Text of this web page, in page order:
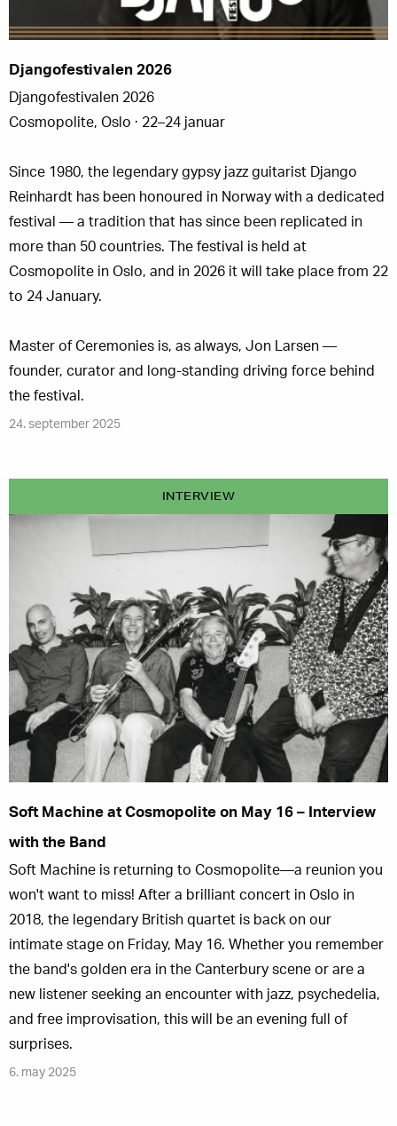
Djangofestivalen 2026
Djangofestivalen 2026
Cosmopolite, Oslo · 22–24 januar
Since 1980, the legendary gypsy jazz guitarist Django
Reinhardt has been honoured in Norway with a dedicated
festival — a tradition that has since been replicated in
more than 50 countries. The festival is held at
Cosmopolite in Oslo, and in 2026 it will take place from 22
to 24 January.
Master of Ceremonies is, as always, Jon Larsen —
founder, curator and long-standing driving force behind
the festival.
24. september 2025
INTERVIEW
Soft Machine at Cosmopolite on May 16 – Interview
with the Band
Soft Machine is returning to Cosmopolite—a reunion you
won't want to miss! After a brilliant concert in Oslo in
2018, the legendary British quartet is back on our
intimate stage on Friday, May 16. Whether you remember
the band's golden era in the Canterbury scene or are a
new listener seeking an encounter with jazz, psychedelia,
and free improvisation, this will be an evening full of
surprises.
6. may 2025